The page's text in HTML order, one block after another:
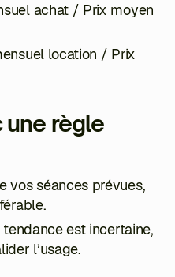
achat / Prix moyen
location / Prix
une règle
vos séances prévues,
est incertaine,
l’usage.